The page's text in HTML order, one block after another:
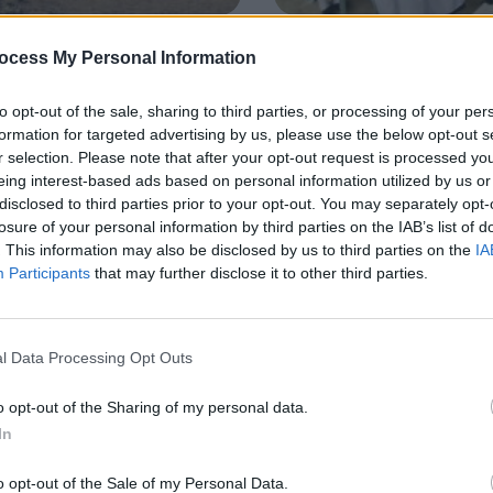
My Personal Information
opt-out of the sale, sharing to third parties, or processing of your
for targeted advertising by us, please use the below opt-out
selection. Please note that after your opt-out request is processed
interest-based ads based on personal information utilized by us
to third parties prior to your opt-out. You may separately
of your personal information by third parties on the IAB’s list of
This information may also be disclosed by us to third parties on the
Participants that may further disclose it to other third parties.
Data Processing Opt Outs
opt-out of the Sharing of my personal data.
opt-out of the Sale of my Personal Data.
di studio e corsi professionali
progetto vogliamo aiutare giovani
dei corsi professionali.
un titolo di studio o un attestato di lavoro nelle